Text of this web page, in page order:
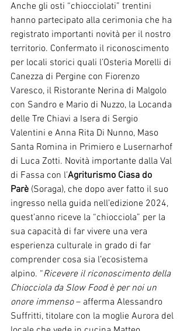
Anche gli osti “chiocciolati” trentini
hanno partecipato alla cerimonia che ha
registrato importanti novità per il nostro
territorio. Confermato il riconoscimento
per locali storici quali l’Osteria Morelli di
Canezza di Pergine con Fiorenzo
Varesco, il Ristorante Nerina di Malgolo
con Sandro e Mario di Nuzzo, la Locanda
delle Tre Chiavi a Isera di Sergio
Valentini e Anna Rita Di Nunno, Maso
Santa Romina in Primiero e Lusernarhof
di Luca Zotti. Novità importante dalla Val
di Fassa con l’Agriturismo Ciasa do
Parè (Soraga), che dopo aver fatto il suo
ingresso nella guida nell’edizione 2024,
quest’anno riceve la “chiocciola” per la
sua capacità di far vivere una vera
esperienza culturale in grado di far
comprender cosa sia l’ecosistema
alpino. “Ricevere il riconoscimento della
Chiocciola da Slow Food è per noi un
onore immenso – afferma Alessandro
Suffritti, titolare con la moglie Aurora del